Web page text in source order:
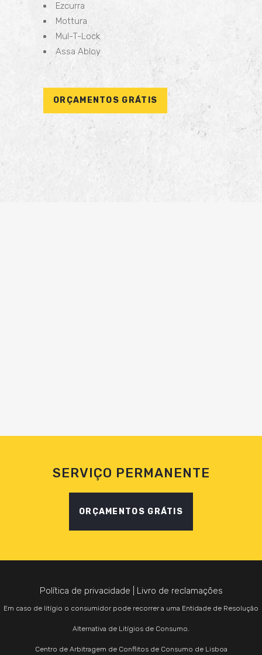
Ezcurra
Mottura
Mul-T-Lock
Assa Abloy
ORÇAMENTOS GRÁTIS
SERVIÇO PERMANENTE
ORÇAMENTOS GRÁTIS
Política de privacidade Livro de reclamações
Em caso de litígio o consumidor pode recorrer a uma Entidade de Resolução
Alternativa de Litígios de Consumo.
Centro de Arbitragem de Conflitos de Consumo de Lisboa